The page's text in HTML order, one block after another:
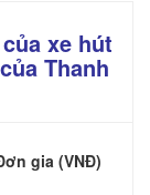
xe hút
Thanh
gia (VNĐ)